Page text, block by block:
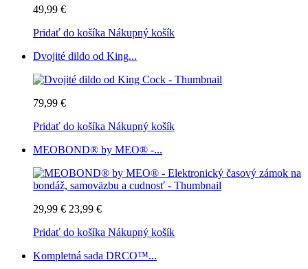
49,99 €
Pridať do košíka Nákupný košík
Dvojité dildo od King...
79,99 €
Pridať do košíka Nákupný košík
MEOBOND® by MEO® -...
29,99 € 23,99 €
Pridať do košíka Nákupný košík
Kompletná sada DRCO™...